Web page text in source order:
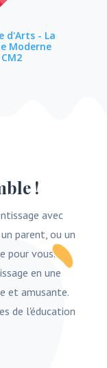
d'Arts - La
Moderne
!
avec
parent, ou un
pour vous.
en une
et amusante.
de l'éducation